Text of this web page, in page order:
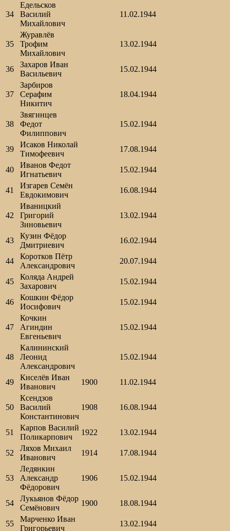
34
Едельсков
Василий
Михайлович
11.02.1944
35
Журавлёв
Трофим
Михайлович
13.02.1944
36
Захаров Иван
Васильевич
15.02.1944
37
Зарбиров
Серафим
Никитич
18.04.1944
38
Звягинцев
Федот
Филиппович
15.02.1944
39
Исаков Николай
Тимофеевич
17.08.1944
40
Иванов Федот
Игнатьевич
15.02.1944
41
Изгарев Семён
Евдокимович
16.08.1944
42
Иваницкий
Григорий
Зиновьевич
13.02.1944
43
Кузин Фёдор
Дмитриевич
16.02.1944
44
Коротков Пётр
Александрович
20.07.1944
45
Коляда Андрей
Захарович
15.02.1944
46
Кошкин Фёдор
Иосифович
15.02.1944
47
Кочкин
Агиндин
Евгеньевич
15.02.1944
48
Калининский
Леонид
Александрович
15.02.1944
49
Киселёв Иван
Иванович
1900 11.02.1944
50
Ксендзов
Василий
Константинович
1908 16.08.1944
51
Карпов Василий
Поликарпович
1922 13.02.1944
52
Ляхов Михаил
Иванович
1914 17.08.1944
53
Ледянкин
Александр
Фёдорович
1906 15.02.1944
54
Лукьянов Фёдор
Семёнович
1900 18.08.1944
55
Марченко Иван
Григорьевич
13.02.1944